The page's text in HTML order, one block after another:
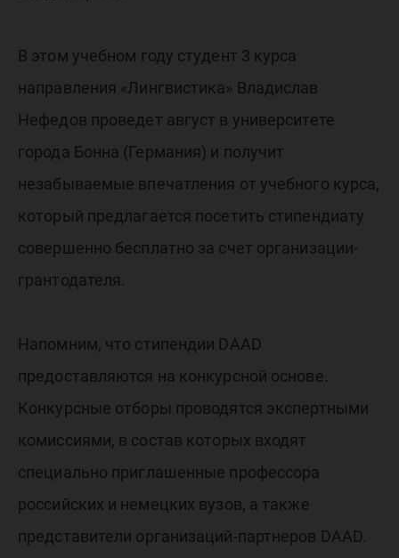
В этом учебном году студент 3 курса
направления «Лингвистика» Владислав
Нефедов проведет август в университете
города Бонна (Германия) и получит
незабываемые впечатления от учебного курса,
который предлагается посетить стипендиату
совершенно бесплатно за счет организации-
грантодателя.
Напомним, что стипендии DAAD
предоставляются на конкурсной основе.
Конкурсные отборы проводятся экспертными
комиссиями, в состав которых входят
специально приглашенные профессора
российских и немецких вузов, а также
представители организаций-партнеров DAAD.